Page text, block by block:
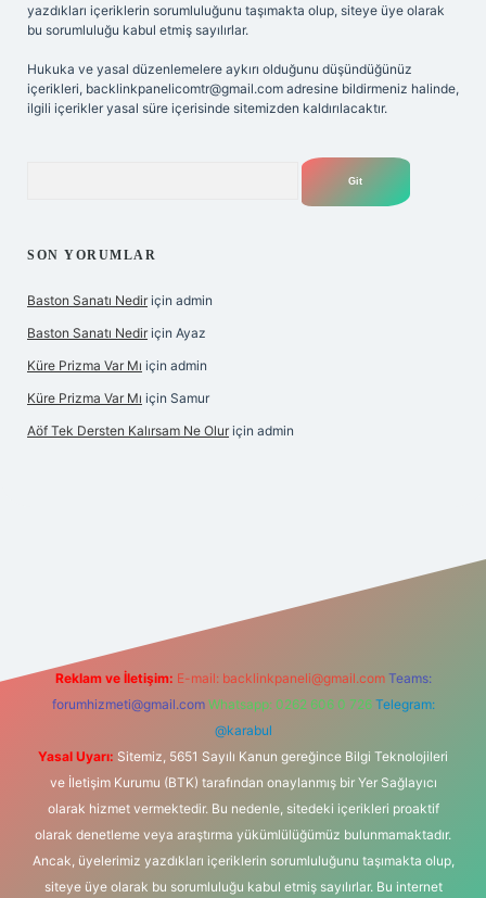
yazdıkları içeriklerin sorumluluğunu taşımakta olup, siteye üye olarak
bu sorumluluğu kabul etmiş sayılırlar.
Hukuka ve yasal düzenlemelere aykırı olduğunu düşündüğünüz
içerikleri, backlinkpanelicomtr@gmail.com adresine bildirmeniz halinde,
ilgili içerikler yasal süre içerisinde sitemizden kaldırılacaktır.
SON YORUMLAR
Baston Sanatı Nedir için admin
Baston Sanatı Nedir için Ayaz
Küre Prizma Var Mı için admin
Küre Prizma Var Mı için Samur
Aöf Tek Dersten Kalırsam Ne Olur için admin
Reklam ve İletişim: E-mail: backlinkpaneli@gmail.com Teams:
forumhizmeti@gmail.com Whatsapp: 0262 606 0 726 Telegram:
@karabul
Yasal Uyarı: Sitemiz, 5651 Sayılı Kanun gereğince Bilgi Teknolojileri
ve İletişim Kurumu (BTK) tarafından onaylanmış bir Yer Sağlayıcı
olarak hizmet vermektedir. Bu nedenle, sitedeki içerikleri proaktif
olarak denetleme veya araştırma yükümlülüğümüz bulunmamaktadır.
Ancak, üyelerimiz yazdıkları içeriklerin sorumluluğunu taşımakta olup,
siteye üye olarak bu sorumluluğu kabul etmiş sayılırlar. Bu internet